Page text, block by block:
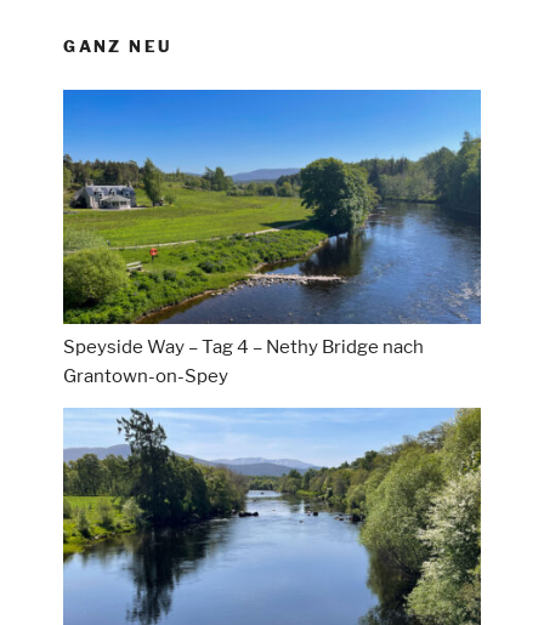
GANZ NEU
Speyside Way – Tag 4 – Nethy Bridge nach
Grantown-on-Spey